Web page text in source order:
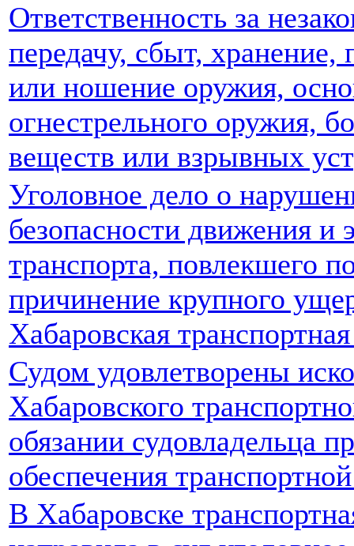
Ответственность за
передачу, сбыт, хранение,
или ношение оружия,
огнестрельного оружия,
веществ или взрывных
Уголовное дело о
безопасности движения и
транспорта, повлекшего
причинение крупного
Хабаровская
Судом удовлетворены
Хабаровского
обязании судовладельца
обеспечения
В Хабаровске